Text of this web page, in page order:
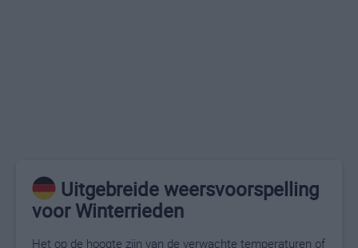
Uitgebreide weersvoorspelling
voor Winterrieden
Het op de hoogte zijn van de verwachte temperaturen of